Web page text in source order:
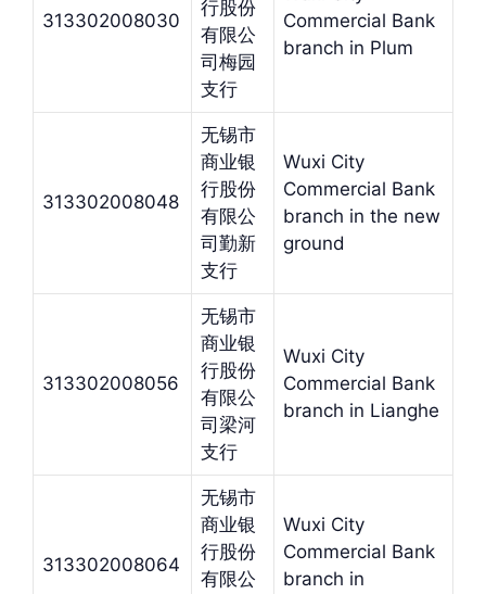
313302008030
行股份
有限公
司梅园
支行
Commercial Bank
branch in Plum
313302008048
无锡市
商业银
行股份
有限公
司勤新
支行
Wuxi City
Commercial Bank
branch in the new
ground
313302008056
无锡市
商业银
行股份
有限公
司梁河
支行
Wuxi City
Commercial Bank
branch in Lianghe
313302008064
无锡市
商业银
行股份
有限公
Wuxi City
Commercial Bank
branch in